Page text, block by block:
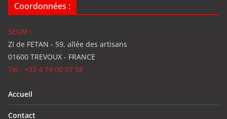
Coordonnées :
SEGM :
ZI de FETAN - 59, allée des artisans
01600 TREVOUX - FRANCE
Tél : +33 4 74 00 07 58
Accueil
Contact